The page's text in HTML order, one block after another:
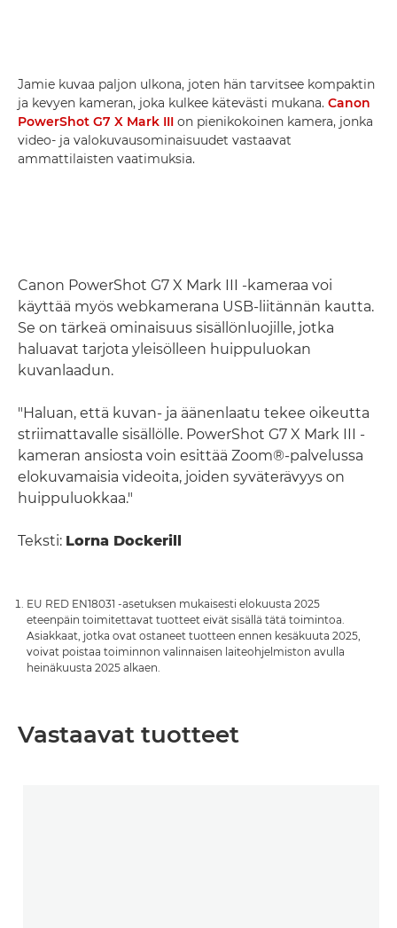
Jamie kuvaa paljon ulkona, joten hän tarvitsee kompaktin
ja kevyen kameran, joka kulkee kätevästi mukana. Canon
PowerShot G7 X Mark III on pienikokoinen kamera, jonka
video- ja valokuvausominaisuudet vastaavat
ammattilaisten vaatimuksia.
Canon PowerShot G7 X Mark III -kameraa voi
käyttää myös webkamerana USB-liitännän kautta.
Se on tärkeä ominaisuus sisällönluojille, jotka
haluavat tarjota yleisölleen huippuluokan
kuvanlaadun.
"Haluan, että kuvan- ja äänenlaatu tekee oikeutta
striimattavalle sisällölle. PowerShot G7 X Mark III -
kameran ansiosta voin esittää Zoom®-palvelussa
elokuvamaisia videoita, joiden syväterävyys on
huippuluokkaa."
Teksti: Lorna Dockerill
EU RED EN18031 -asetuksen mukaisesti elokuusta 2025
eteenpäin toimitettavat tuotteet eivät sisällä tätä toimintoa.
Asiakkaat, jotka ovat ostaneet tuotteen ennen kesäkuuta 2025,
voivat poistaa toiminnon valinnaisen laiteohjelmiston avulla
heinäkuusta 2025 alkaen.
Vastaavat tuotteet